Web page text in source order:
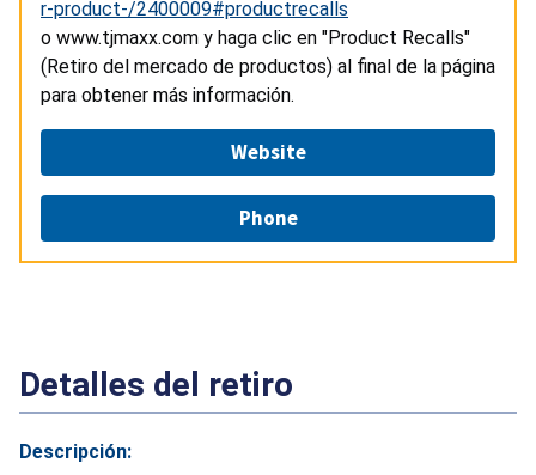
r-product-/2400009#productrecalls
o www.tjmaxx.com y haga clic en "Product Recalls"
(Retiro del mercado de productos) al final de la página
para obtener más información.
Website
Phone
Detalles del retiro
Descripción: